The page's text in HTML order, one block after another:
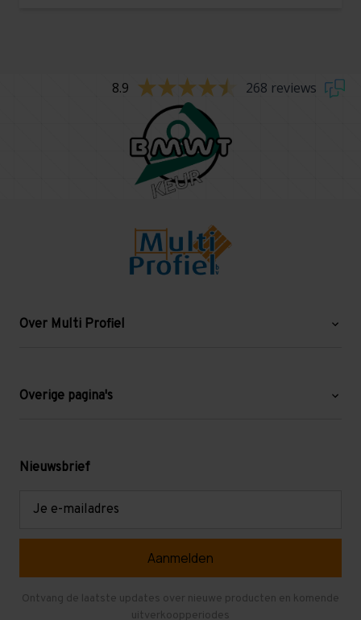
8.9 268 reviews
Over Multi Profiel
Blog
Levering en afhalen
Overige pagina's
Mezzanine
Gebruikte entresolvloeren
Nieuwsbrief
Ontvang de laatste updates over nieuwe producten en komende
uitverkoopperiodes